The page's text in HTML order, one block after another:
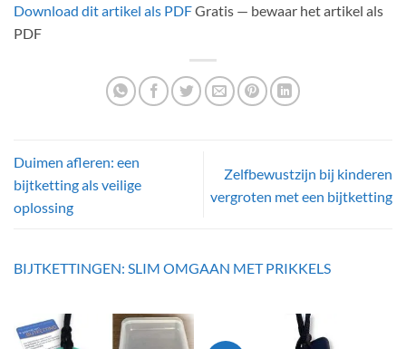
Download dit artikel als PDFGratis — bewaar het artikel als
PDF
Duimen afleren: een
bijtketting als veilige
oplossing
Zelfbewustzijn bij kinderen
vergroten met een bijtketting
BIJTKETTINGEN: SLIM OMGAAN MET PRIKKELS